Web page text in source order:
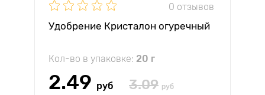
0 отзывов
Удобрение Кристалон огуречный
Кол-во в упаковке: 20 г
2.49 руб 3.09 руб